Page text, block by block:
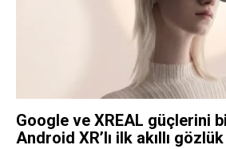
Google ve XREAL güçlerini
Android XR’lı ilk akıllı gözlük